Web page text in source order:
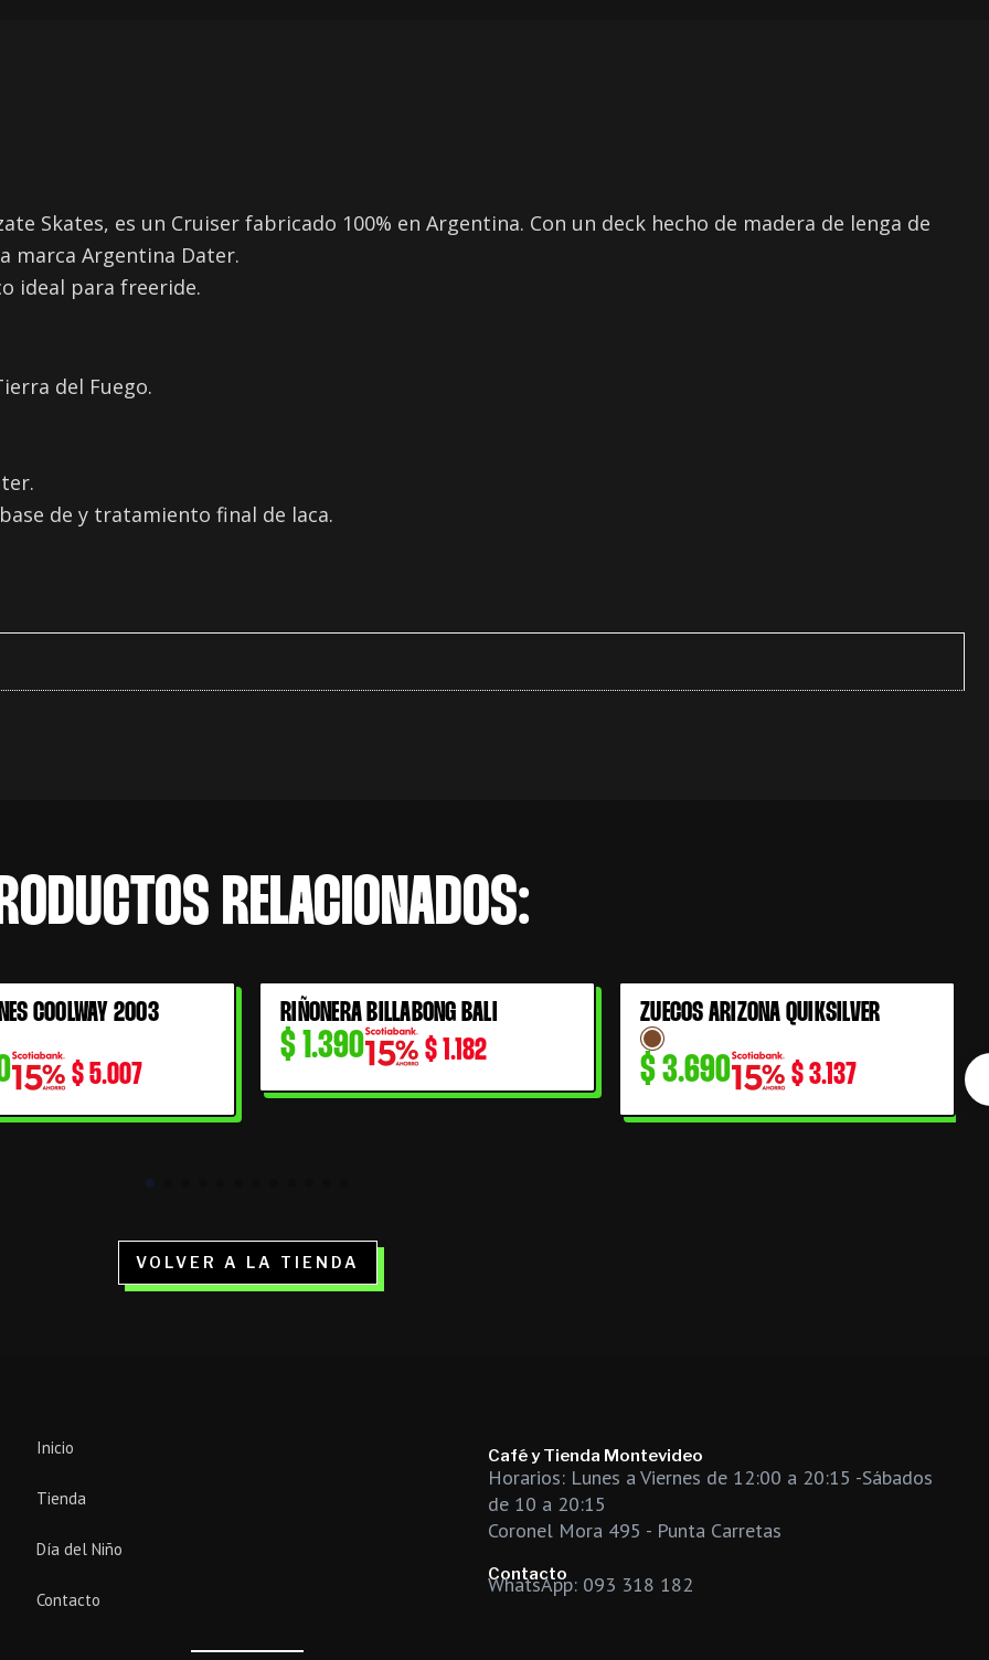
Skates, es un Cruiser fabricado 100% en Argentina. Con un deck hecho de madera de lenga de
marca Argentina Dater.
ideal para freeride.
del Fuego.
de y tratamiento final de laca.
RELACIONADOS:
COOLWAY 2003
$5.007
RIÑONERA BILLABONG BALI
$1.390 $1.182
ZUECOS ARIZONA QUIKSILVER
$3.690 $3.137
VOLVER A LA TIENDA
Inicio
Tienda
Día del Niño
Contacto
Café y Tienda Montevideo
Horarios: Lunes a Viernes de 12:00 a 20:15 -Sábados
de 10 a 20:15
Coronel Mora 495 - Punta Carretas
Contacto
WhatsApp: 093 318 182